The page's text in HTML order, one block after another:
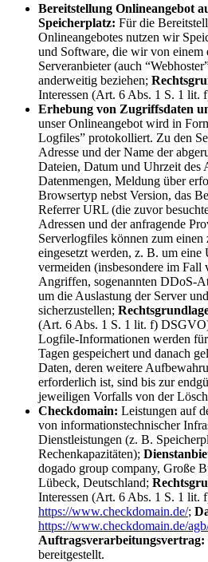
Bereitstellung Onlineangebot
Speicherplatz: Für die
Onlineangebotes nutzen wir
und Software, die wir von einem
Serveranbieter (auch
anderweitig beziehen;
Interessen (Art. 6 Abs. 1 S. 1 lit.
Erhebung von Zugriffsdaten
unser Onlineangebot wird in
Logfiles” protokolliert. Zu den
Adresse und der Name der
Dateien, Datum und Uhrzeit des
Datenmengen, Meldung über
Browsertyp nebst Version, das
Referrer URL (die zuvor
Adressen und der anfragende
Serverlogfiles können zum einen
eingesetzt werden, z. B. um eine
vermeiden (insbesondere im Fall
Angriffen, sogenannten DDoS-
um die Auslastung der Server
sicherzustellen;
(Art. 6 Abs. 1 S. 1 lit. f)
Logfile-Informationen werden
Tagen gespeichert und danach
Daten, deren weitere
erforderlich ist, sind bis zur
jeweiligen Vorfalls von der
Checkdomain: Leistungen auf
von informationstechnischer
Dienstleistungen (z. B.
Rechenkapazitäten);
dogado group company, Große
Lübeck, Deutschland;
Interessen (Art. 6 Abs. 1 S. 1 lit.
https://www.checkdomain.de/;
https://www.checkdomain.de/
Auftragsverarbeitungsvertrag:
bereitgestellt.